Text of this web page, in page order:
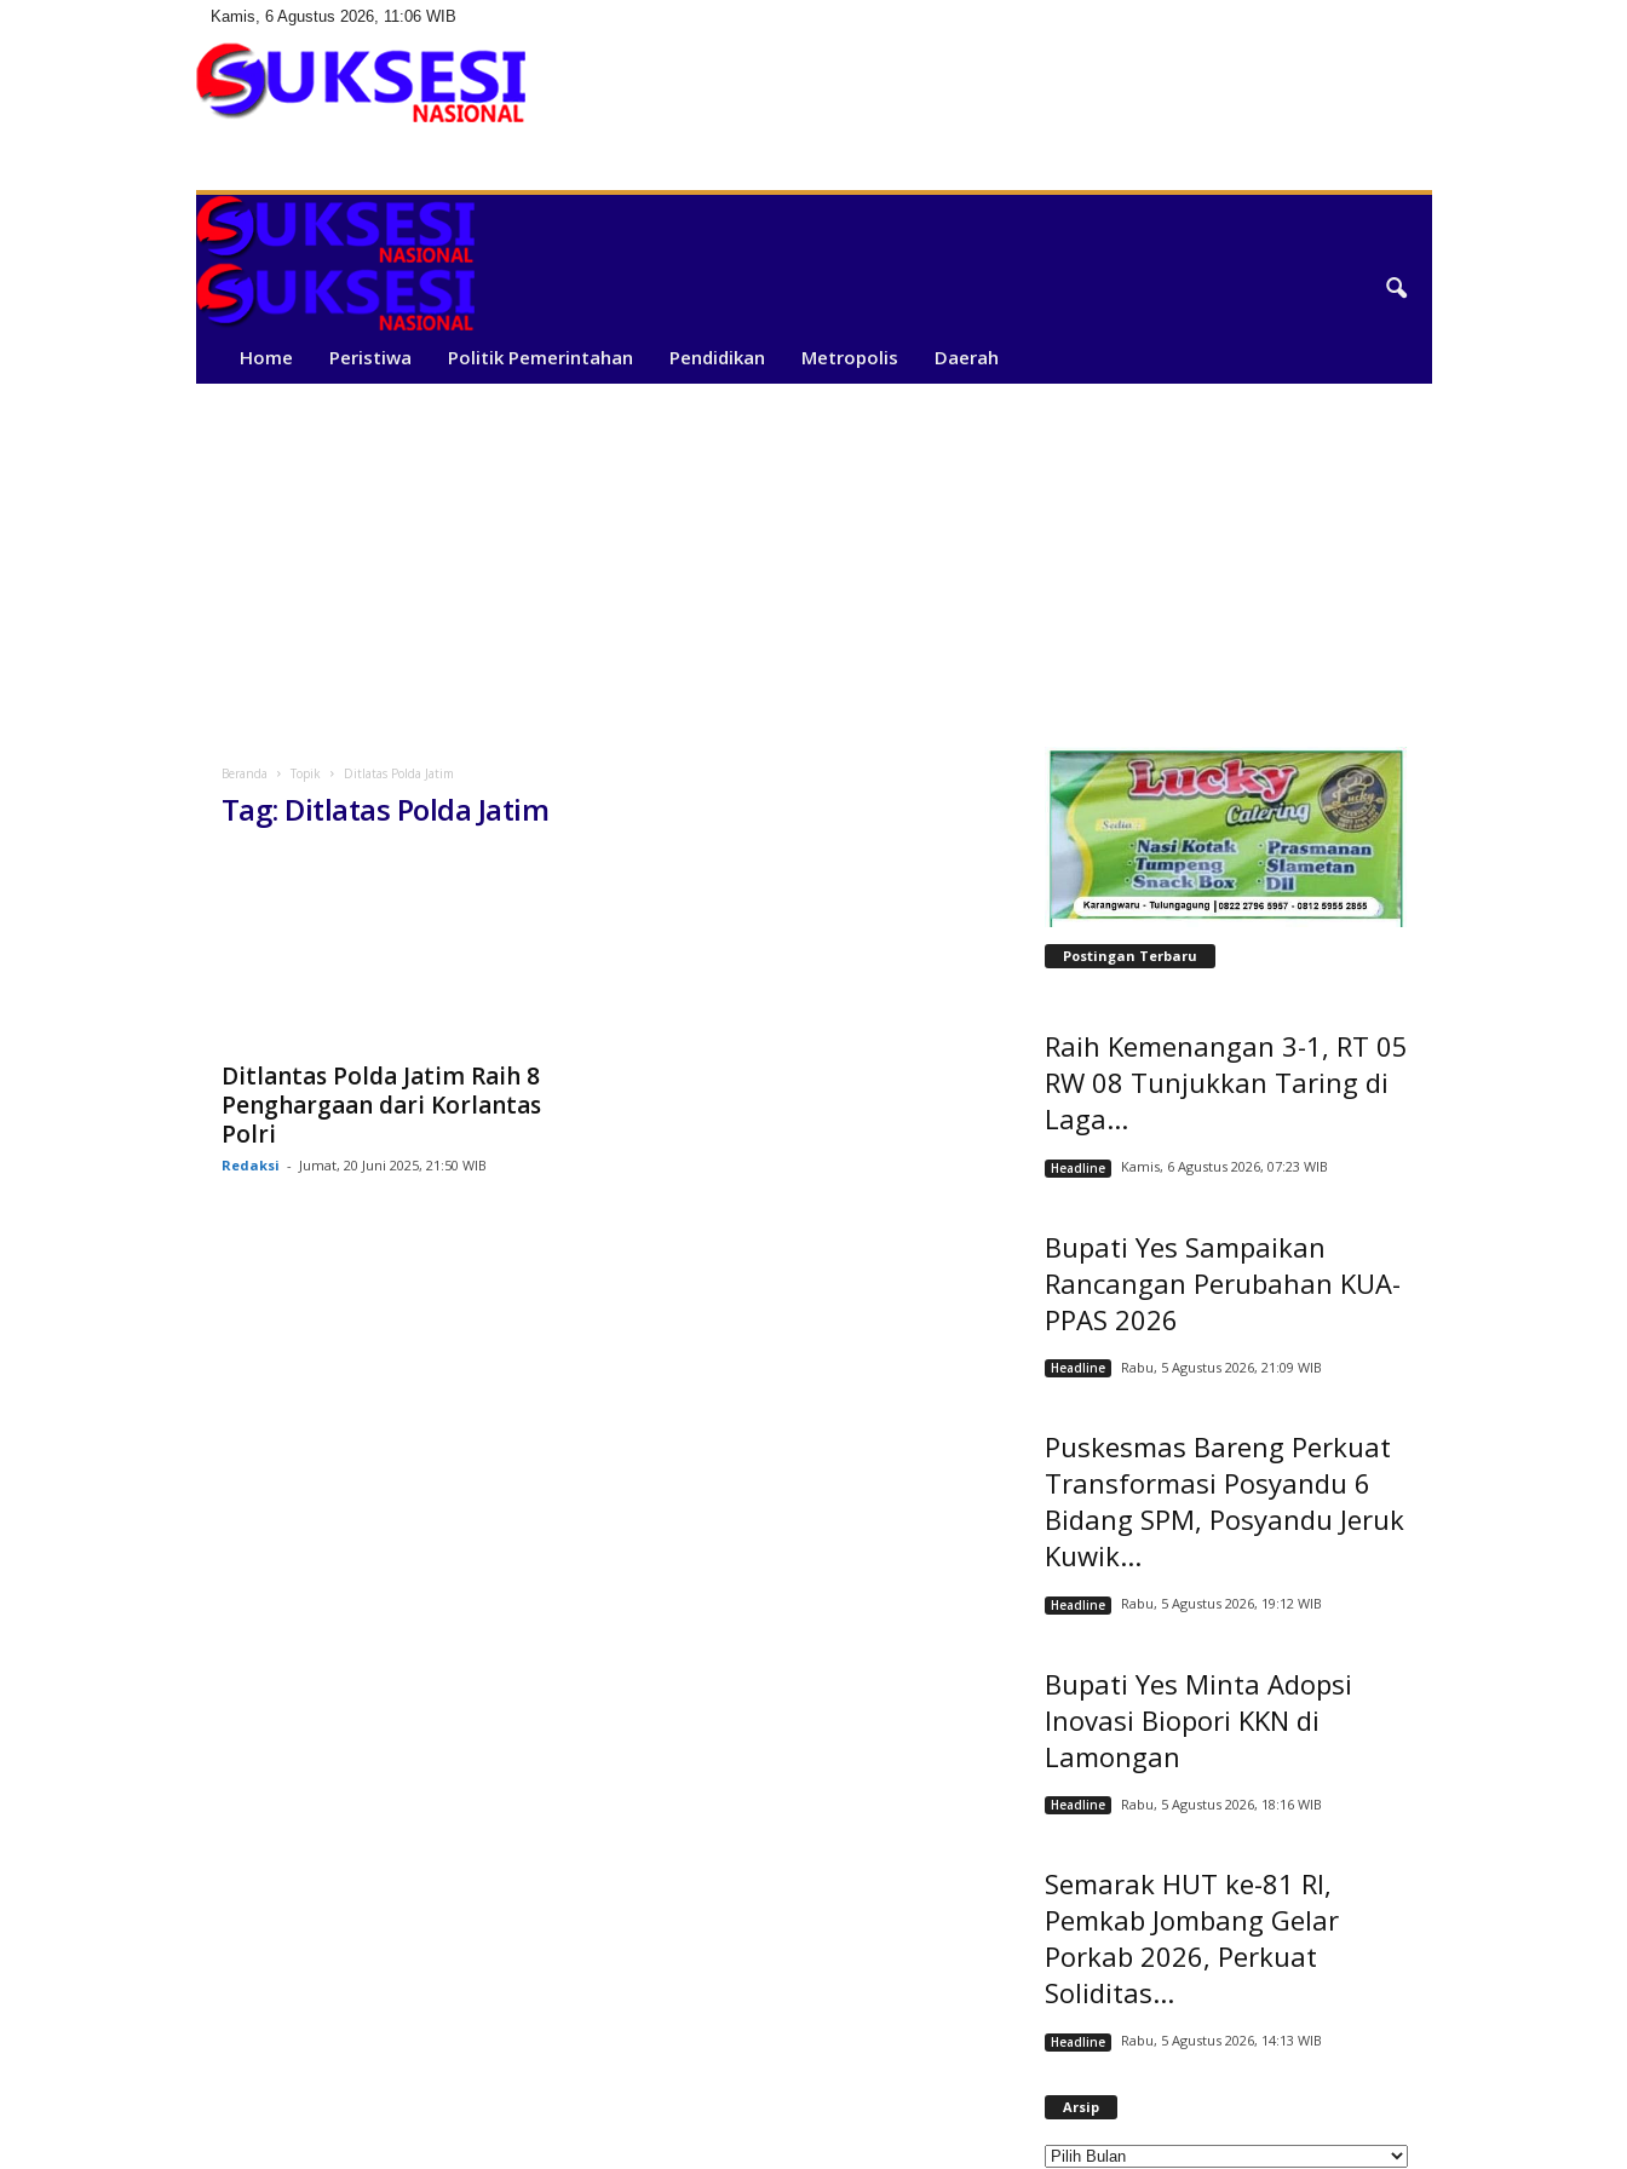
Kamis, 6 Agustus 2026, 11:06 WIB
s
e
i
N
i
Home Peristiwa Politik Pemerintahan Pendidikan Metropolis Daerah
Beranda Topik Ditlatas Polda Jatim
Tag: Ditlatas Polda Jatim
Ditlantas Polda Jatim Raih 8
Penghargaan dari Korlantas
Polri
Redaksi - Jumat, 20 Juni 2025, 21:50 WIB
Postingan Terbaru
Raih Kemenangan 3-1, RT 05
RW 08 Tunjukkan Taring di
Laga...
Headline Kamis, 6 Agustus 2026, 07:23 WIB
Bupati Yes Sampaikan
Rancangan Perubahan KUA-
PPAS 2026
Headline Rabu, 5 Agustus 2026, 21:09 WIB
Puskesmas Bareng Perkuat
Transformasi Posyandu 6
Bidang SPM, Posyandu Jeruk
Kuwik...
Headline Rabu, 5 Agustus 2026, 19:12 WIB
Bupati Yes Minta Adopsi
Inovasi Biopori KKN di
Lamongan
Headline Rabu, 5 Agustus 2026, 18:16 WIB
Semarak HUT ke-81 RI,
Pemkab Jombang Gelar
Porkab 2026, Perkuat
Soliditas...
Headline Rabu, 5 Agustus 2026, 14:13 WIB
Arsip
i